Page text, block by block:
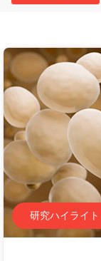
研究ハイライト